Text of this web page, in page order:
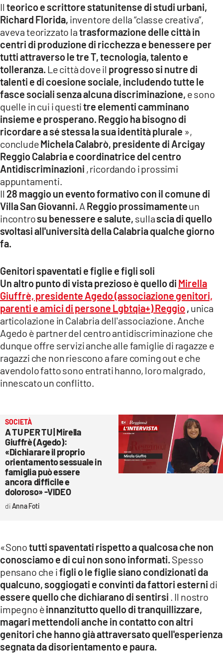
Il teorico e scrittore statunitense di studi urbani,
Richard Florida, inventore della “classe creativa”,
aveva teorizzato latrasformazione delle città in
centri di produzione di ricchezza e benessere per
tutti attraverso le tre T, tecnologia, talento e
tolleranza. Le città dove il progresso si nutre di
talenti e di coesione sociale, includendo tutte le
fasce sociali senza alcuna discriminazione, e sono
quelle in cui i questitre elementi camminano
insieme e prosperano. Reggio ha bisogno di
ricordare a sé stessa la sua identità plurale »,
concludeMichela Calabrò, presidente di Arcigay
Reggio Calabria e coordinatrice del centro
Antidiscriminazioni , ricordando i prossimi
appuntamenti.
Il 28 maggio un evento formativo con il comune di
Villa San Giovanni. A Reggioprossimamenteun
incontrosu benessere e salute, sullascia di quello
svoltasi all'università della Calabria qualche giorno
fa.
Genitori spaventati e figlie e figli soli
Un altro punto di vista prezioso è quello di Mirella
Giuffrè, presidente Agedo (associazione genitori,
parenti e amici di persone Lgbtqia+) Reggio, unica
articolazione in Calabria dell'associazione. Anche
Agedo è partner del centro antidiscriminazione che
dunque offre servizi anche alle famiglie di ragazze e
ragazzi che non riescono a fare coming out e che
avendolo fatto sono entrati hanno, loro malgrado,
innescato un conflitto.
SOCIETÀ
A TU PER TU | Mirella
Giuffrè (Agedo):
«Dichiarare il proprio
orientamento sessuale in
famiglia può essere
ancora difficile e
doloroso» -VIDEO
Anna Foti
«Sonotutti spaventati rispetto a qualcosa che non
conosciamo e di cui non sono informati. Spesso
pensano che ifigli o le figlie siano condizionati da
qualcuno, soggiogati e convinti da fattori esterni di
essere quello che dichiarano di sentirsi . Il nostro
impegno èinnanzitutto quello di tranquillizzare,
magari mettendoli anche in contatto con altri
genitori che hanno già attraversato quell'esperienza
segnata da disorientamento e paura.